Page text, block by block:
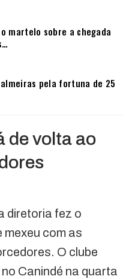
martelo sobre a chegada
pela fortuna de 25
de volta ao
diretoria fez o
mexeu com as
O clube
Canindé na quarta